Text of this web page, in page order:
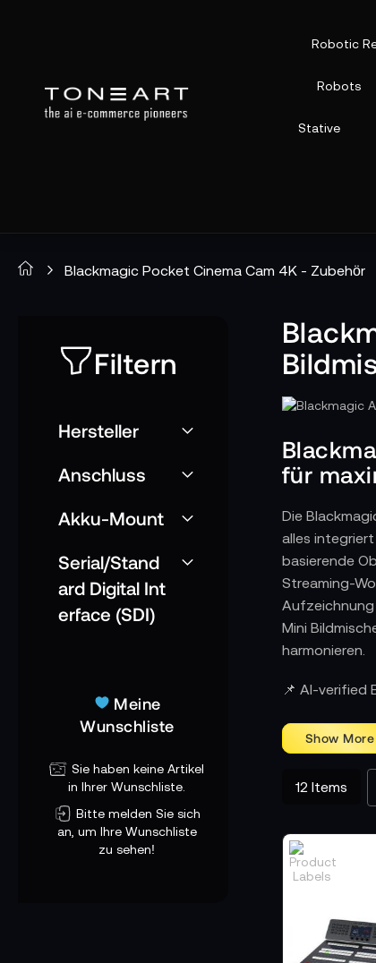
Robotic
Robots
Stative
Blackmagic Pocket Cinema Cam 4K - Zubehör
für
Die
alles
basierende
Streaming-
Aufzeichnung
Mini
harmonieren.
📌 AI-verified
12 Items
Filtern
Hersteller
Anschluss
Akku-Mount
Serial/Stand
ard Digital Int
erface (SDI)
Meine
Wunschliste
Sie haben keine Artikel
in Ihrer Wunschliste.
Bitte melden Sie sich
an, um Ihre Wunschliste
zu sehen!